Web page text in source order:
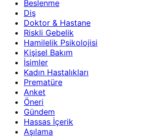
Beslenme
Diş
Doktor & Hastane
Riskli Gebelik
Hamilelik Psikolojisi
Kişisel Bakım
İsimler
Kadın Hastalıkları
Prematüre
Anket
Öneri
Gündem
Hassas İçerik
Aşılama